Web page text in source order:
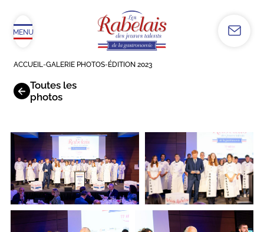
MENU
ACCUEIL-GALERIE PHOTOS-ÉDITION 2023
Toutes les
photos